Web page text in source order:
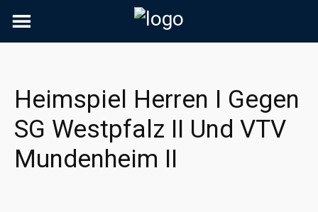
Heimspiel Herren I Gegen
SG Westpfalz II Und VTV
Mundenheim II